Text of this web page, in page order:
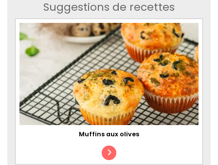
Suggestions de recettes
Muffins aux olives